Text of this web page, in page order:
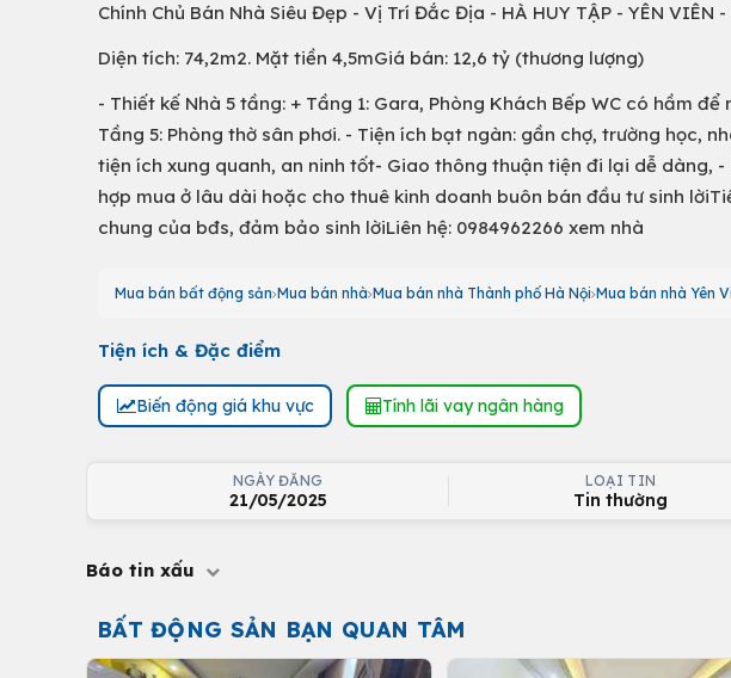
Chính Chủ Bán Nhà Siêu Đẹp - Vị Trí Đắc Địa - HÀ HUY TẬP - YÊN VIÊN -
Diện tích: 74,2m2. Mặt tiền 4,5mGiá bán: 12,6 tỷ (thương lượng)
- Thiết kế Nhà 5 tầng: + Tầng 1: Gara, Phòng Khách Bếp WC có hầm để
Tầng 5: Phòng thờ sân phơi. - Tiện ích bạt ngàn: gần chợ, trường học,
tiện ích xung quanh, an ninh tốt- Giao thông thuận tiện đi lại dễ dàng,
hợp mua ở lâu dài hoặc cho thuê kinh doanh buôn bán đầu tư sinh
chung của bđs, đảm bảo sinh lờiLiên hệ: 0984962266 xem nhà
Mua bán bất động sản Mua bán nhà Mua bán nhà Thành phố Hà Nội Mua bán nhà Yên
Tiện ích & Đặc điểm
Biến động giá khu vực Tính lãi vay ngân hàng
NGÀY ĐĂNG
21/05/2025
LOẠI TIN
Tin thường
Báo tin xấu
BẤT ĐỘNG SẢN BẠN QUAN TÂM